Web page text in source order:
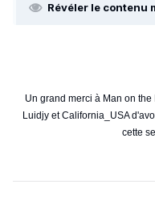
Révéler le contenu
Un grand merci à Man on
Luidjy et California_USA
cette